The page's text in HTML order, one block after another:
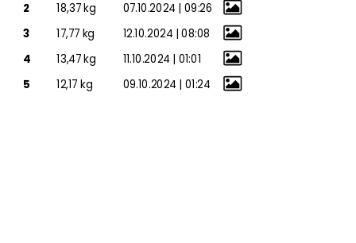
2
18,37 kg
07.10.2024 | 09:26
3
17,77 kg
12.10.2024 | 08:08
4
13,47 kg
11.10.2024 | 01:01
5
12,17 kg 09.10.2024 | 01:24